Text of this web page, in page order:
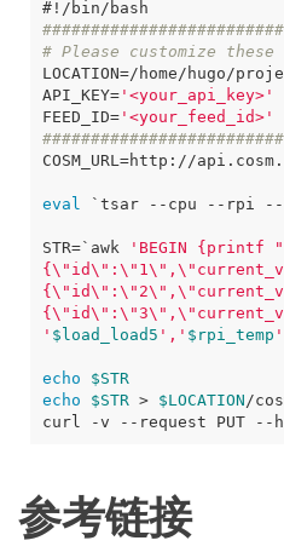
#!/bin/bash
# Please customize
LOCATION=
API_KEY='<your_api_key>'
FEED_ID='<your_feed_id>'
COSM_URL =http://
eval ` tsar --cpu --rpi --
STR=` awk
' $load_load5 ',' $rpi_temp
echo
$STR
echo
$STR > $LOCATION
curl -v --request PUT --
参考链接